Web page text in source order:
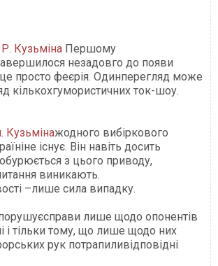
Р. Кузьміна Першому
незадовго до появи
це просто феєрія. Одинперегляд може
кількохгумористичних ток-шоу.
Кузьмінажодного вибіркового
існує. Він навіть досить
з цього приводу,
виникають.
–лише сила випадку.
лише щодо опонентів
і тільки тому, що лише щодо них
рук потрапиливідповідні